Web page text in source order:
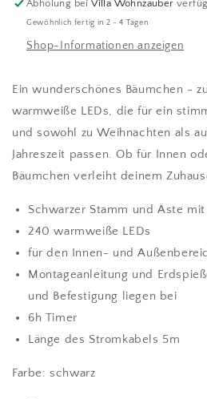
Abholung beiVilla Wohnzauber
Gewöhnlich fertig in 2 - 4 Tagen
Shop-Informationen anzeigen
Ein wunderschönes Bäumchen -
warmweiße LEDs, die für ein
und sowohl zu Weihnachten als
Jahreszeit passen. Ob für Innen
Bäumchen verleiht deinem
Schwarzer Stamm und Äste
240 warmweiße LEDs
für den Innen- und
Montageanleitung und
und Befestigung liegen bei
6h Timer
Länge des Stromkabels 5m
Farbe: schwarz